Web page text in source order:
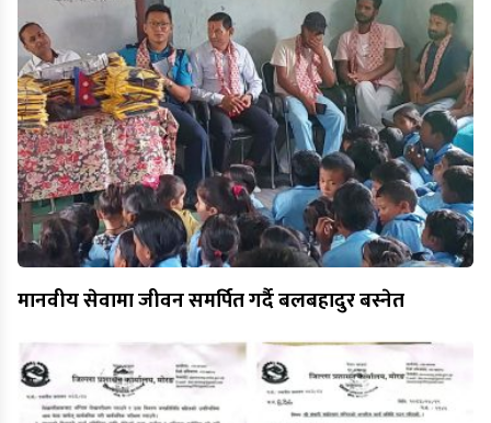
मानवीय सेवामा जीवन समर्पित गर्दै बलबहादुर बस्नेत